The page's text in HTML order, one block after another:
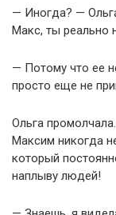
— Иногда? —
Макс, ты реально
— Потому что ее
просто еще не
Ольга
Максим никогда
который
наплыву людей!